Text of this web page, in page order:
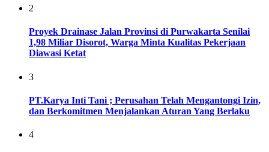
2
Proyek Drainase Jalan Provinsi di Purwakarta Senilai
1,98 Miliar Disorot, Warga Minta Kualitas Pekerjaan
Diawasi Ketat
3
PT.Karya Inti Tani ; Perusahan Telah Mengantongi Izin,
dan Berkomitmen Menjalankan Aturan Yang Berlaku
4